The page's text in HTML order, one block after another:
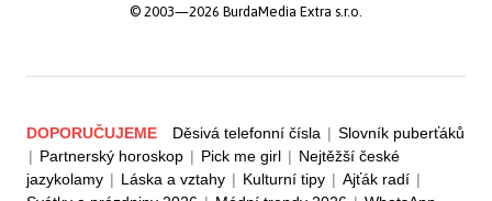
© 2003—2026 BurdaMedia Extra s.r.o.
DOPORUČUJEME Děsivá telefonní čísla | Slovník puberťáků
| Partnerský horoskop | Pick me girl | Nejtěžší české
jazykolamy | Láska a vztahy | Kulturní tipy | Ajťák radí |